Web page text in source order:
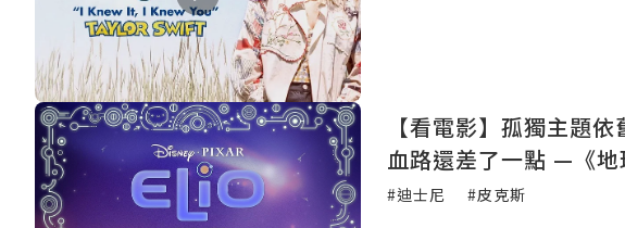
【看電影】孤獨主題
血路還差了一點 —《地
#迪士尼 #皮克斯